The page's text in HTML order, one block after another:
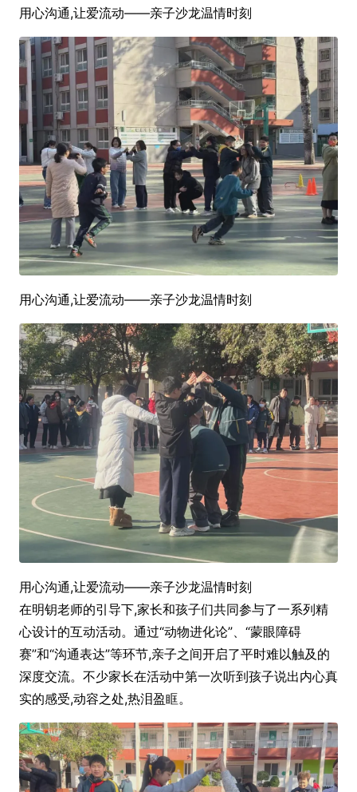
用心沟通,让爱流动——亲子沙龙温情时刻
用心沟通,让爱流动——亲子沙龙温情时刻
用心沟通,让爱流动——亲子沙龙温情时刻
在明钥老师的引导下,家长和孩子们共同参与了一系列精
心设计的互动活动。通过“动物进化论”、“蒙眼障碍
赛”和“沟通表达”等环节,亲子之间开启了平时难以触及的
深度交流。不少家长在活动中第一次听到孩子说出内心真
实的感受,动容之处,热泪盈眶。